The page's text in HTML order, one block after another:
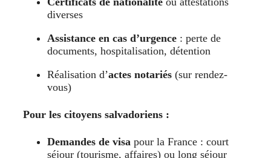
diverses
Assistance en cas d’urgence : perte de
documents, hospitalisation, détention
Réalisation d’actes notariés (sur rendez-
vous)
Pour les citoyens salvadoriens :
Demandes de visa pour la France : court
séjour (tourisme, affaires) ou long séjour